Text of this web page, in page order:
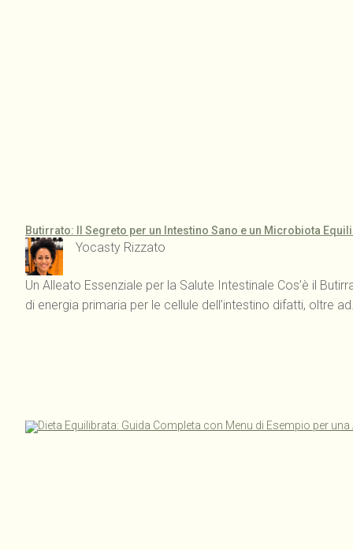
Butirrato: Il Segreto per un Intestino Sano e un Microbiota
Yocasty Rizzato
Un Alleato Essenziale per la Salute Intestinale Cos’è il
di energia primaria per le cellule dell’intestino difatti, oltre